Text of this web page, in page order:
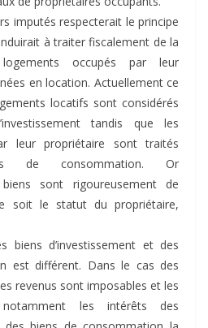
imputés respecterait le principe
à traiter fiscalement de la
occupés par leur
en location. Actuellement ce
locatifs sont considérés
tandis que les
leur propriétaire sont traités
de consommation. Or
sont rigoureusement de
soit le statut du propriétaire,
biens d’investissement et des
est différent. Dans le cas des
revenus sont imposables et les
notamment les intérêts des